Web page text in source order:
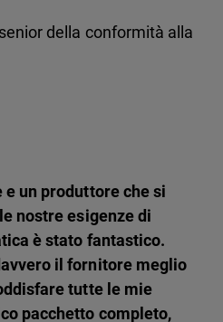
della conformità alla
un produttore che si
nostre esigenze di
è stato fantastico.
il fornitore meglio
tutte le mie
pacchetto completo,